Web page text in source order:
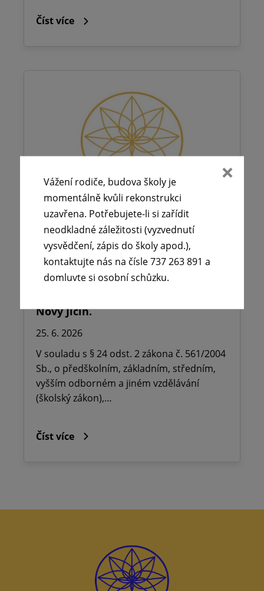
Číst více
🪧Oznámení o udělení ředitelského
volna na ZŠ dr. Milady Horákové
Nový Jičín.
25. 6. 2026
V souladu s § 24 odst. 2 zákona č. 561/2004
Sb., o předškolním, základním, středním,
vyšším odborném a jiném vzdělávání
(školský zákon),…
Číst více
Vážení rodiče, budova školy je
momentálně kvůli rekonstrukci
uzavřena. Potřebujete-li si zařídit
neodkladné záležitosti (vyzvednutí
vysvědčení, zápis do školy apod.),
kontaktujte nás na čísle 737 263 891 a
domluvte si osobní schůzku.